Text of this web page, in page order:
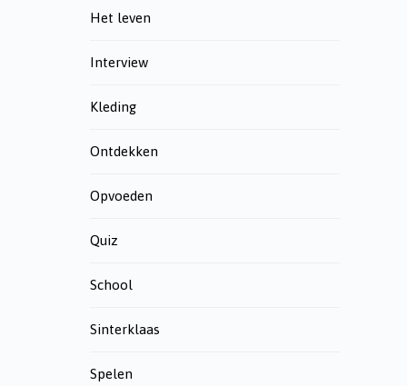
Het leven
Interview
Kleding
Ontdekken
Opvoeden
Quiz
School
Sinterklaas
Spelen